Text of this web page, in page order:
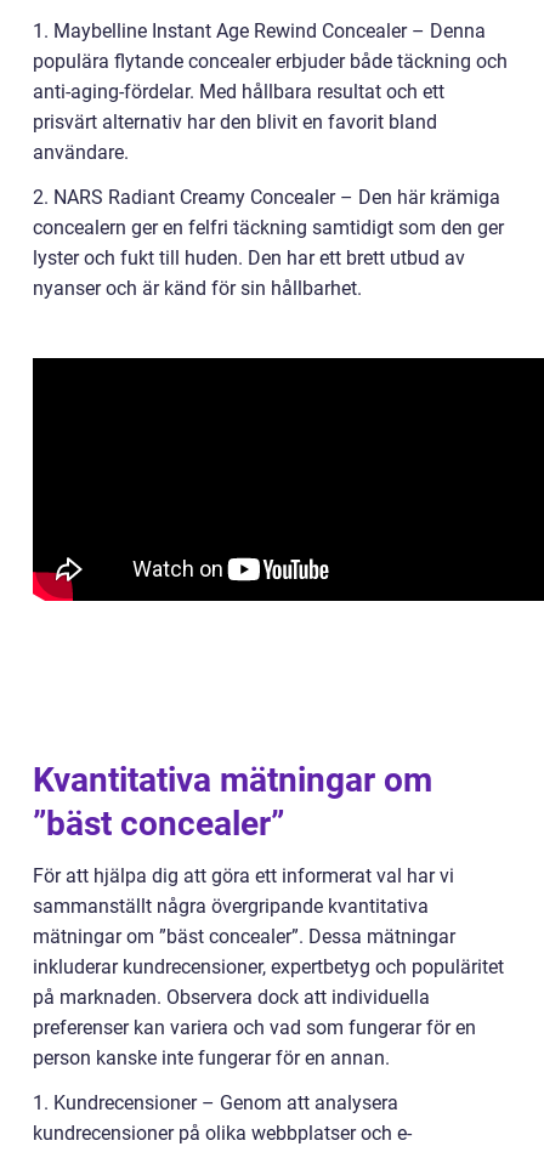
1. Maybelline Instant Age Rewind Concealer – Denna
populära flytande concealer erbjuder både täckning och
anti-aging-fördelar. Med hållbara resultat och ett
prisvärt alternativ har den blivit en favorit bland
användare.
2. NARS Radiant Creamy Concealer – Den här krämiga
concealern ger en felfri täckning samtidigt som den ger
lyster och fukt till huden. Den har ett brett utbud av
nyanser och är känd för sin hållbarhet.
Kvantitativa mätningar om
”bäst concealer”
För att hjälpa dig att göra ett informerat val har vi
sammanställt några övergripande kvantitativa
mätningar om ”bäst concealer”. Dessa mätningar
inkluderar kundrecensioner, expertbetyg och populäritet
på marknaden. Observera dock att individuella
preferenser kan variera och vad som fungerar för en
person kanske inte fungerar för en annan.
1. Kundrecensioner – Genom att analysera
kundrecensioner på olika webbplatser och e-